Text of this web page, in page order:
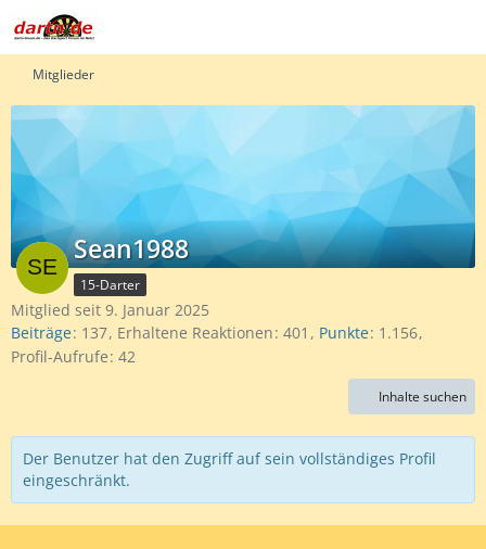
Mitglieder
Sean1988
15-Darter
Mitglied seit 9. Januar 2025
Beiträge 137 Erhaltene Reaktionen 401 Punkte 1.156
Profil-Aufrufe 42
Inhalte suchen
Der Benutzer hat den Zugriff auf sein vollständiges Profil
eingeschränkt.